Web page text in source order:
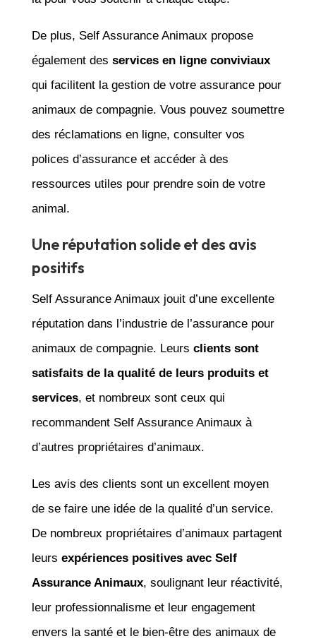
De plus, Self Assurance Animaux propose
également des services en ligne conviviaux
qui facilitent la gestion de votre assurance pour
animaux de compagnie. Vous pouvez soumettre
des réclamations en ligne, consulter vos
polices d’assurance et accéder à des
ressources utiles pour prendre soin de votre
animal.
Une réputation solide et des avis
positifs
Self Assurance Animaux jouit d’une excellente
réputation dans l’industrie de l’assurance pour
animaux de compagnie. Leurs clients sont
satisfaits de la qualité de leurs produits et
services, et nombreux sont ceux qui
recommandent Self Assurance Animaux à
d’autres propriétaires d’animaux.
Les avis des clients sont un excellent moyen
de se faire une idée de la qualité d’un service.
De nombreux propriétaires d’animaux partagent
leurs expériences positives avec Self
Assurance Animaux, soulignant leur réactivité,
leur professionnalisme et leur engagement
envers la santé et le bien-être des animaux de